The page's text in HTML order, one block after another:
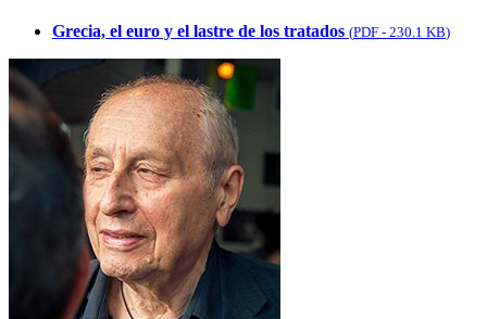
Grecia, el euro y el lastre de los tratados (PDF - 230.1 KB)